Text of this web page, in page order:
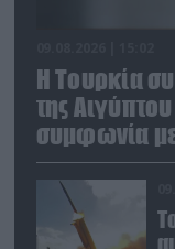
Η Τουρκία
της
συμφωνία